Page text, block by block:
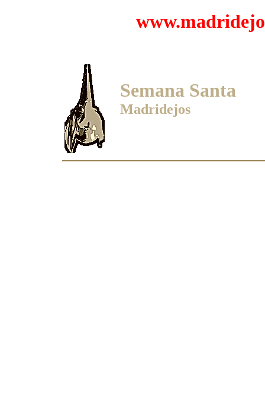
Semana Santa
Madridejos